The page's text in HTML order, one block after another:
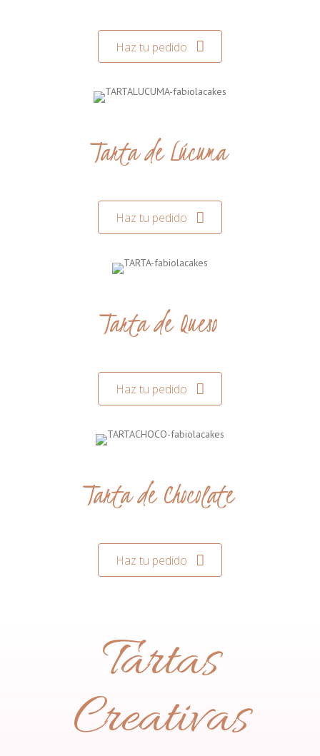
Haz tu pedido
Tarta de Lúcuma
Haz tu pedido
Tarta de Queso
Haz tu pedido
Tarta de Chocolate
Haz tu pedido
Tartas
Creativas